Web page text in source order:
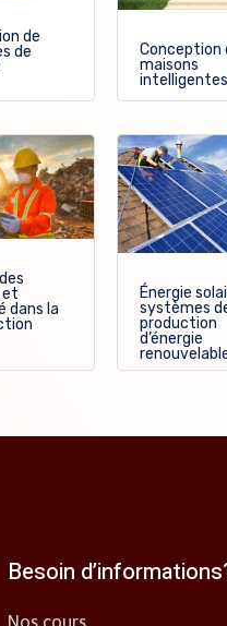
de
de
Conception
maisons
intelligentes
et
dans la
Énergie
systèmes
production
d’énergie
Besoin